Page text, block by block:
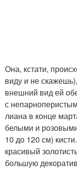
Она, кстати,
виду и не
внешний вид ей
с
лиана в конце
белыми и
10 до 120 см)
красивый
большую